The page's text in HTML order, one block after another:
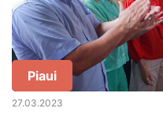
Piaui
27.03.2023